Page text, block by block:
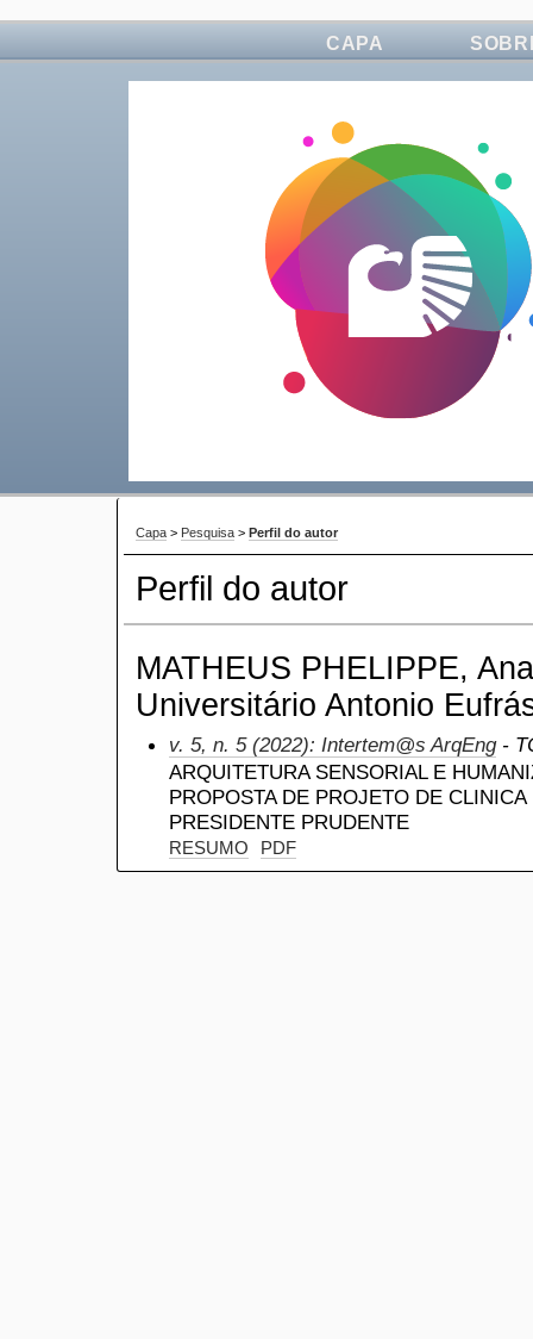
CAPA
Capa > Pesquisa > Perfil do autor
Perfil do autor
MATHEUS PHELIPPE,
Universitário Antonio
v. 5, n. 5 (2022): Intertem@s ArqEng-
ARQUITETURA SENSORIAL E
PROPOSTA DE PROJETO DE
PRESIDENTE PRUDENTE
RESUMO PDF